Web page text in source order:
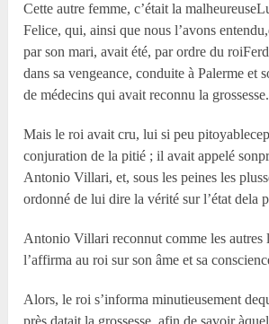
Cette autre femme, c’était la
Felice, qui, ainsi que nous l’avons
par son mari, avait été, par ordre du
dans sa vengeance, conduite à Palerme et
de médecins qui avait reconnu la grossesse.
Mais le roi avait cru, lui si peu
conjuration de la pitié ; il avait appelé
Antonio Villari, et, sous les peines les
ordonné de lui dire la vérité sur l’état dela
Antonio Villari reconnut comme les autres
l’affirma au roi sur son âme et sa
Alors, le roi s’informa minutieusement